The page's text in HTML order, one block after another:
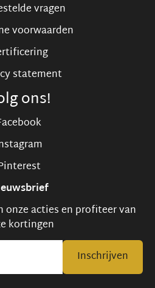
vragen
voorwaarden
statement
ons!
onze acties en profiteer van
kortingen
Inschrijven